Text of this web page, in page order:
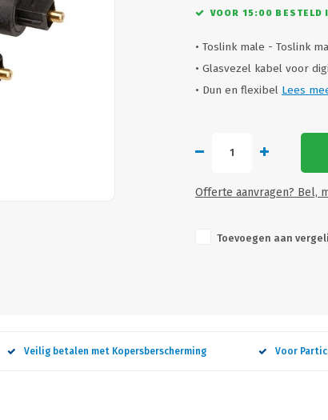
VOOR 15:00 BESTELD
• Toslink male - Toslink
• Glasvezel kabel voor
• Dun en flexibel Lees
Offerte aanvragen? Bel,
Toevoegen aan
Veilig betalen met Kopersberscherming Voor